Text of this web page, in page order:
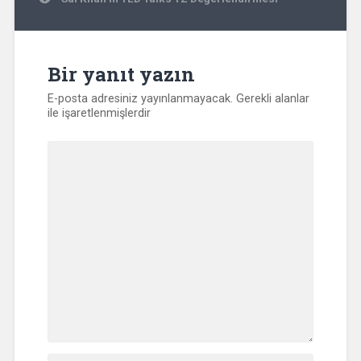
Bir yanıt yazın
E-posta adresiniz yayınlanmayacak. Gerekli alanlar
ile işaretlenmişlerdir